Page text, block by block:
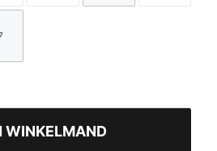
WINKELMAND